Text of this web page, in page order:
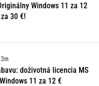
Windows 11 za 12
30 €!
3m
doživotná licencia MS
11 za 12 €